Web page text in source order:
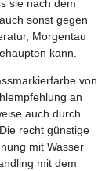
sie nach dem
sonst gegen
Morgentau
kann.
von
an
auch durch
recht günstige
mit Wasser
mit dem